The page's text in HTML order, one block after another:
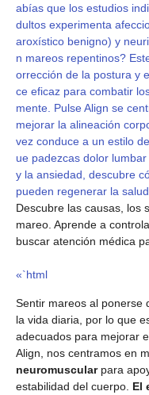
abías que los estudios
dultos experimenta
aroxístico benigno) y
n mareos repentinos?
orrección de la postura y
ce eficaz para combatir
mente. Pulse Align se
mejorar la alineación
vez conduce a un estilo
ue padezcas dolor
y la ansiedad, descubre
pueden regenerar la
Descubre las causas, los
mareo. Aprende a
buscar atención médica
«`html
Sentir mareos al ponerse
la vida diaria, por lo que
adecuados para mejorar
Align, nos centramos en
neuromuscularpara
estabilidad del cuerpo. El